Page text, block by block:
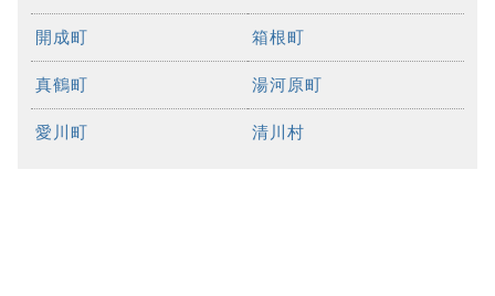
開成町 箱根町
真鶴町 湯河原町
愛川町 清川村